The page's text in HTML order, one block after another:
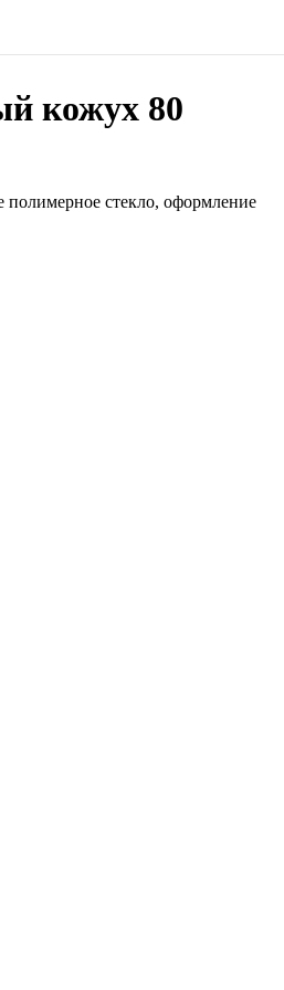
кожух 80
полимерное стекло, оформление